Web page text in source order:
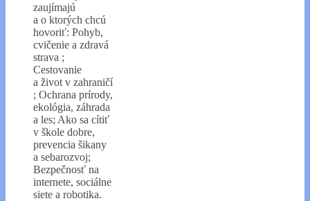
zaujímajú
a o ktorých chcú
hovoriť: Pohyb,
cvičenie a zdravá
strava ;
Cestovanie
a život v zahraničí
; Ochrana prírody,
ekológia, záhrada
a les; Ako sa cítiť
v škole dobre,
prevencia šikany
a sebarozvoj;
Bezpečnosť na
internete, sociálne
siete a robotika.